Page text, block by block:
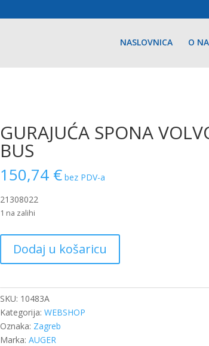
NASLOVNICA O
GURAJUĆA SPONA
BUS
150,74 € bez PDV-a
21308022
1 na zalihi
SPONA
VOLVO
količina
Dodaj u košaricu
SKU: 10483A
Kategorija:WEBSHOP
Oznaka: Zagreb
Marka:AUGER